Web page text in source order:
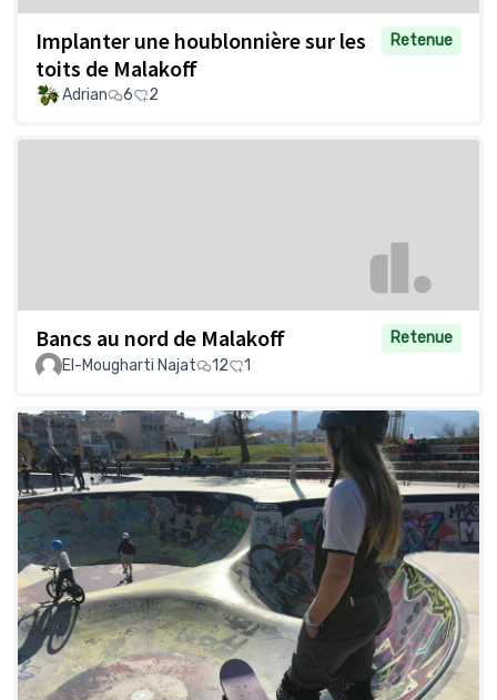
Implanter une houblonnière sur les
toits de Malakoff
Retenue
Adrian 6 2
Bancs au nord de Malakoff
Retenue
El-Mougharti Najat
12 1